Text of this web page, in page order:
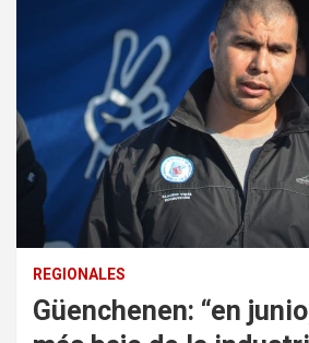
REGIONALES
Güenchenen: “en